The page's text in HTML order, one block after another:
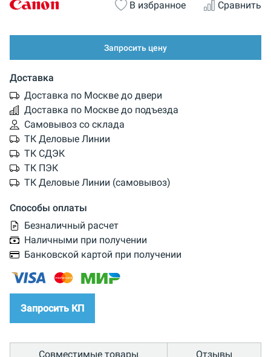
В избранное
Сравнить
Запросить цену
Доставка
Доставка по Москве до двери
Доставка по Москве до подъезда
Самовывоз со склада
ТК Деловые Линии
ТК СДЭК
ТК ПЭК
ТК Деловые Линии (самовывоз)
Способы оплаты
Безналичный расчет
Наличными при получении
Банковской картой при получении
Запросить КП
Совместимые товары Отзывы